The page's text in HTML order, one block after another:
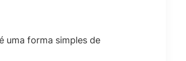
uma forma simples de